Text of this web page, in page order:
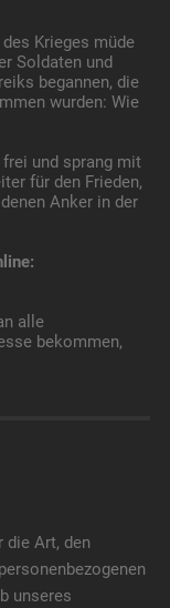
Krieges müde
Soldaten und
begannen, die
wurden: Wie
und sprang mit
für den Frieden,
Anker in der
alle
bekommen,
die Art, den
unseres